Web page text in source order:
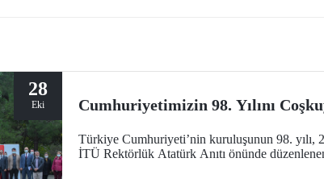
28
Eki Cumhuriyetimizin 98. Yılını
Türkiye Cumhuriyeti’nin kuruluşunun 98. yılı,
İTÜ Rektörlük Atatürk Anıtı önünde